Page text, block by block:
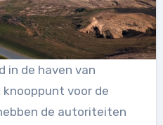
in de haven van
knooppunt voor de
de autoriteiten